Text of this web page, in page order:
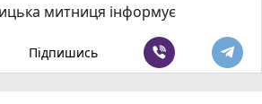
митниця інформує
Підпишись